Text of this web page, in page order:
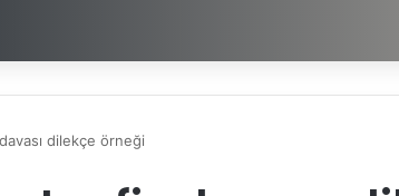
dilekçe örneği